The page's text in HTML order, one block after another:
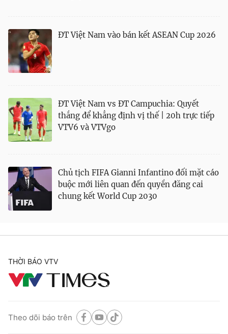
Theo dõi báo trên
Cơ quan chủ quản:
Giấy phép hoạt động báo in và báo điện tử số 483/GP-BTTTT
cấp ngày 29/12/2023
Tổng Biên tập:Vũ Thanh Thủy
Phó Tổng Biên tập:
Tổng đài VTV:
024.38 355 931 - 024.38 355 932
Ðiện thoại Thời báo VTV:024.66 897 897
Liên hệ quảng cáo:0966 196 377
Email:toasoan@vtv.vn
ĐT Việt Nam vào bán kết ASEAN Cup 2026
ĐT Việt Nam vs ĐT Campuchia: Quyết
thắng để khẳng định vị thế | 20h trực tiếp
VTV6 và VTVgo
Chủ tịch FIFA Gianni Infantino đối mặt cáo
buộc mới liên quan đến quyền đăng cai
chung kết World Cup 2030
THỜI BÁO VTV
Theo dõi báo trên